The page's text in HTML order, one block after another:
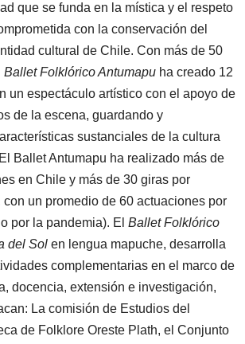
que se funda en la mística y el respeto
con la conservación del
cultural de Chile. Con más de 50
Ballet Folklórico Antumapu ha creado 12
un espectáculo artístico con el apoyo de
de la escena, guardando y
sustanciales de la cultura
Ballet Antumapu ha realizado más de
en Chile y más de 30 giras por
un promedio de 60 actuaciones por
por la pandemia). El Ballet Folklórico
del Sol en lengua mapuche, desarrolla
complementarias en el marco de
docencia, extensión e investigación,
La comisión de Estudios del
de Folklore Oreste Plath, el Conjunto